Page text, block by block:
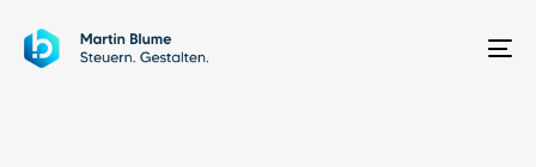
links